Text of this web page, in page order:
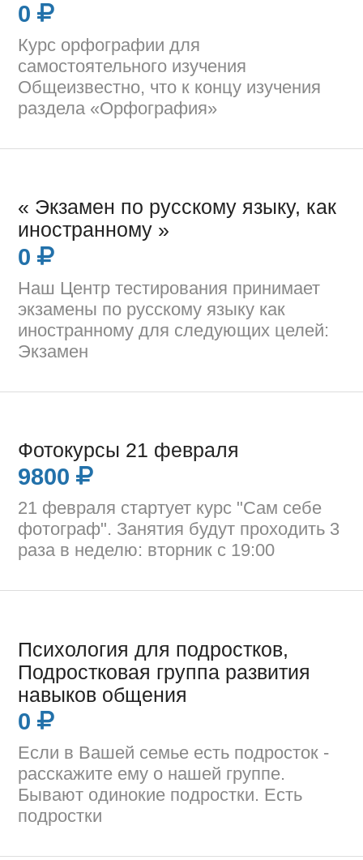
0
Курс орфографии для
самостоятельного изучения
Общеизвестно, что к концу изучения
раздела «Орфография»
« Экзамен по русскому языку, как
иностранному »
0
Наш Центр тестирования принимает
экзамены по русскому языку как
иностранному для следующих целей:
Экзамен
Фотокурсы 21 февраля
9800
21 февраля стартует курс "Сам себе
фотограф". Занятия будут проходить 3
раза в неделю: вторник с 19:00
Психология для подростков,
Подростковая группа развития
навыков общения
0
Если в Вашей семье есть подросток -
расскажите ему о нашей группе.
Бывают одинокие подростки. Есть
подростки